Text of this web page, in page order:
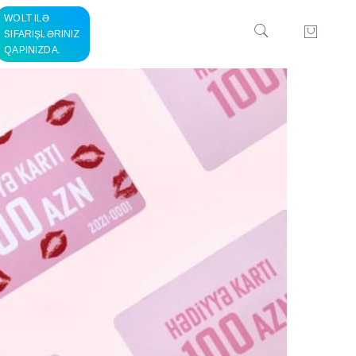
WOLT ILƏ
SIFARIŞLƏRINIZ
QAPINIZDA.